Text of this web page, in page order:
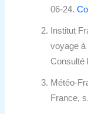
06-24.
Institut
voyage à
Consulté
Météo-
France,